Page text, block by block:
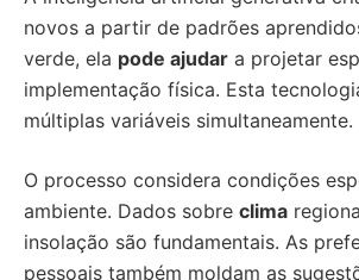
novos a partir de padrões
verde, ela pode ajudar a projetar
implementação física. Esta
múltiplas variáveis simultaneamente.
O processo considera condições
ambiente. Dados sobre clima
insolação são fundamentais. As
pessoais também moldam as